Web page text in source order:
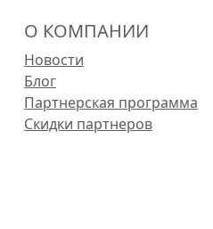
О КОМПАНИИ
Новости
Блог
Партнерская программа
Скидки партнеров